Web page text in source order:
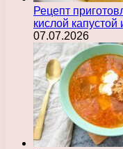
Рецепт
кислой
07.07.2026